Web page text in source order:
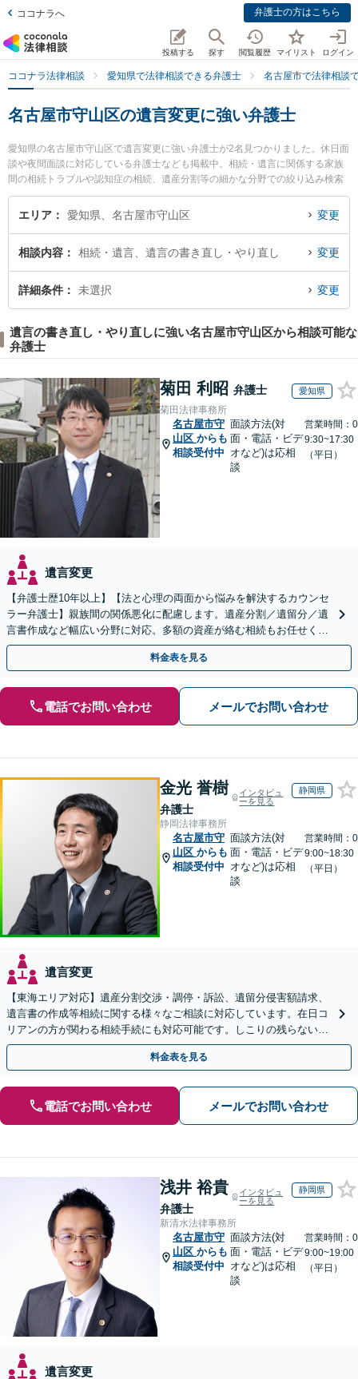
ココナラへ 弁護士の方はこちら
投稿する 探す 閲覧履歴 マイリスト ログイン
ココナラ法律相談 愛知県で法律相談できる弁護士 名古屋市で法律相談
名古屋市守山区の遺言変更に強い弁護士
愛知県の名古屋市守山区で遺言変更に強い弁護士が2名見つかりました。休日面
談や夜間面談に対応している弁護士なども掲載中。相続・遺言に関係する家族
間の相続トラブルや認知症の相続、遺産分割等の細かな分野での絞り込み検索
もでき便利です。特にみつる法律事務所の山中 千昌弁護士や中村総合法律事務
所の中村 弘人弁護士のプロフィール情報や弁護士費用、強みなどが注目されて
士を検索したい』『初回相談無料で遺言変更を法律相談できる名古屋市守山区
内の弁護士に相談予約したい』などでお困りの相談者さんにおすすめです。
エリア 愛知県、名古屋市守山区 変更
相談内容 相続・遺言、遺言の書き直し・やり直し 変更
詳細条件 未選択 変更
遺言の書き直し・やり直しに強い名古屋市守山区から相談可能な
弁護士
菊田 利昭 弁護士 愛知県
菊田法律事務所
名古屋市守
山区 からも
相談受付中
面談方法(対
面・電話・ビデ
オなど)は応相
談
営業時間：0
9:30~17:30
（平日）
遺言変更
【弁護士歴10年以上】【法と心理の両面から悩みを解決するカウンセ
ラー弁護士】親族間の関係悪化に配慮します。遺産分割／遺留分／遺
言書作成など幅広い分野に対応。多額の資産が絡む相続もお任せくだ
さい。【夜間・休日の相談可能】【駐車場完備】
料金表を見る
電話でお問い合わせ メールでお問い合わせ
金光 誉樹
弁護士
インタビュ
ーを見る
静岡県
静岡法律事務所
名古屋市守
山区 からも
相談受付中
面談方法(対
面・電話・ビデ
オなど)は応相
談
営業時間：0
9:00~18:30
（平日）
遺言変更
【東海エリア対応】遺産分割交渉・調停・訴訟、遺留分侵害額請求、
遺言書の作成等相続に関する様々なご相談に対応しています。在日コ
リアンの方が関わる相続手続にも対応可能です。しこりの残らない解
決を特に意識しています。
料金表を見る
電話でお問い合わせ メールでお問い合わせ
浅井 裕貴
弁護士
インタビュ
ーを見る
静岡県
新清水法律事務所
名古屋市守
山区 からも
相談受付中
面談方法(対
面・電話・ビデ
オなど)は応相
談
営業時間：0
9:00~19:00
（平日）
遺言変更